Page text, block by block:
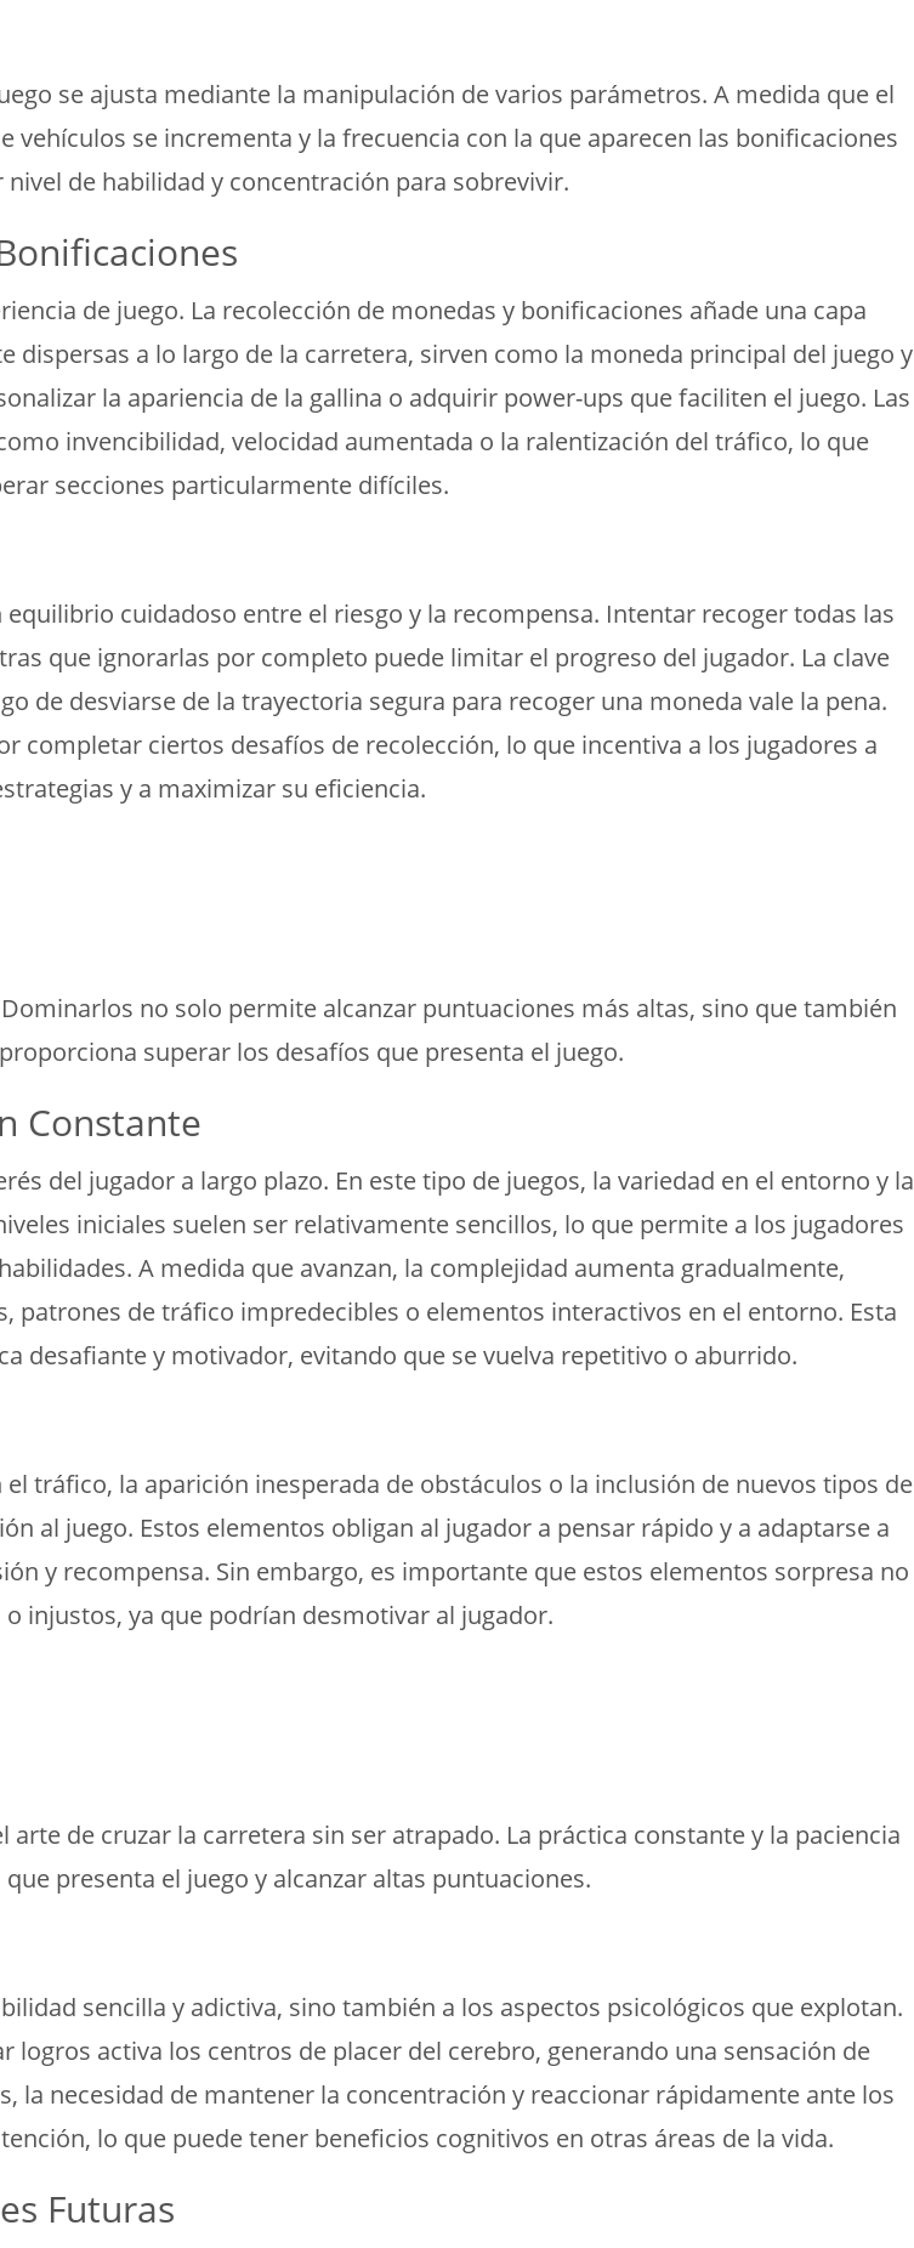
se ajusta mediante la manipulación de varios parámetros. A medida que el
se incrementa y la frecuencia con la que aparecen las bonificaciones
de habilidad y concentración para sobrevivir.
de juego. La recolección de monedas y bonificaciones añade una capa
a lo largo de la carretera, sirven como la moneda principal del juego y
la apariencia de la gallina o adquirir power-ups que faciliten el juego. Las
invencibilidad, velocidad aumentada o la ralentización del tráfico, lo que
secciones particularmente difíciles.
cuidadoso entre el riesgo y la recompensa. Intentar recoger todas las
que ignorarlas por completo puede limitar el progreso del jugador. La clave
de desviarse de la trayectoria segura para recoger una moneda vale la pena.
completar ciertos desafíos de recolección, lo que incentiva a los jugadores a
y a maximizar su eficiencia.
no solo permite alcanzar puntuaciones más altas, sino que también
superar los desafíos que presenta el juego.
Constante
del jugador a largo plazo. En este tipo de juegos, la variedad en el entorno y la
iniciales suelen ser relativamente sencillos, lo que permite a los jugadores
A medida que avanzan, la complejidad aumenta gradualmente,
de tráfico impredecibles o elementos interactivos en el entorno. Esta
desafiante y motivador, evitando que se vuelva repetitivo o aburrido.
tráfico, la aparición inesperada de obstáculos o la inclusión de nuevos tipos de
al juego. Estos elementos obligan al jugador a pensar rápido y a adaptarse a
y recompensa. Sin embargo, es importante que estos elementos sorpresa no
injustos, ya que podrían desmotivar al jugador.
de cruzar la carretera sin ser atrapado. La práctica constante y la paciencia
presenta el juego y alcanzar altas puntuaciones.
sencilla y adictiva, sino también a los aspectos psicológicos que explotan.
activa los centros de placer del cerebro, generando una sensación de
la necesidad de mantener la concentración y reaccionar rápidamente ante los
lo que puede tener beneficios cognitivos en otras áreas de la vida.
Futuras